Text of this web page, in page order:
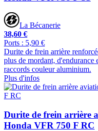
La Bécanerie
38,60 €
Ports : 5,90 €
Durite de frein arrière
plus de mordant,
raccords couleur aluminium.
Plus d'infos
Durite de frein arrière
Honda VFR 750 F RC